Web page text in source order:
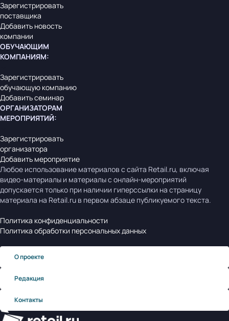
Зарегистрировать
поставщика
Добавить новость
компании
ОБУЧАЮЩИМ
КОМПАНИЯМ:
Зарегистрировать
обучающую компанию
Добавить семинар
ОРГАНИЗАТОРАМ
МЕРОПРИЯТИЙ:
Зарегистрировать
организатора
Добавить мероприятие
Любое использование материалов с сайта Retail.ru, включая
видео-материалы и материалы с онлайн-мероприятий
допускается только при наличии гиперссылки на страницу
материала на Retail.ru в первом абзаце публикуемого текста.
Политика конфиденциальности
Политика обработки персональных данных
О проекте
Редакция
Контакты